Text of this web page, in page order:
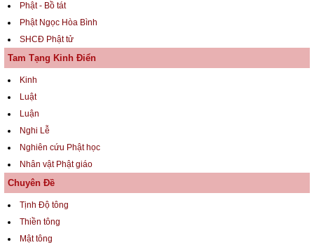
Phật - Bồ tát
Phật Ngọc Hòa Bình
SHCĐ Phật tử
Tam Tạng Kinh Điển
Kinh
Luật
Luận
Nghi Lễ
Nghiên cứu Phật học
Nhân vật Phật giáo
Chuyên Đề
Tịnh Độ tông
Thiền tông
Mật tông